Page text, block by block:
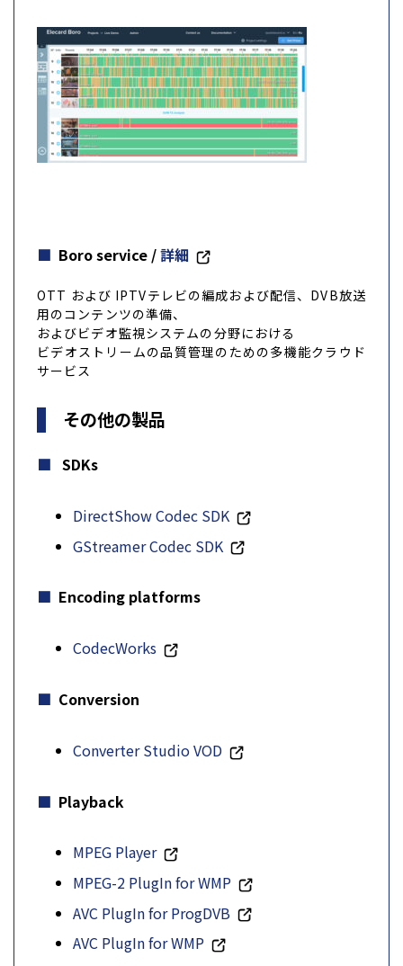
Boro service /詳細
OTT および IPTVテレビの編成および配信、DVB放送
用のコンテンツの準備、
およびビデオ監視システムの分野における
ビデオストリームの品質管理のための多機能クラウド
サービス
その他の製品
SDKs
DirectShow Codec SDK
GStreamer Codec SDK
Encoding platforms
CodecWorks
Conversion
Converter Studio VOD
Playback
MPEG Player
MPEG-2 PlugIn for WMP
AVC PlugIn for ProgDVB
AVC PlugIn for WMP